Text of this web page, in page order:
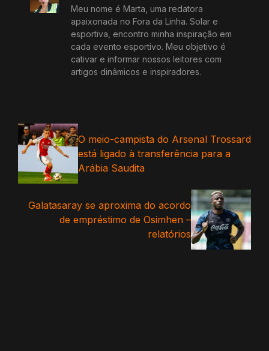
Meu nome é Marta, uma redatora
apaixonada no Fora da Linha. Solar e
esportiva, encontro minha inspiração em
cada evento esportivo. Meu objetivo é
cativar e informar nossos leitores com
artigos dinâmicos e inspiradores.
O meio-campista do Arsenal Trossard
está ligado à transferência para a
Arábia Saudita
Galatasaray se aproxima do acordo
de empréstimo de Osimhen –
relatórios